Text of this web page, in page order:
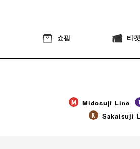
쇼핑 티켓
Midosuji Line
Sakaisuji